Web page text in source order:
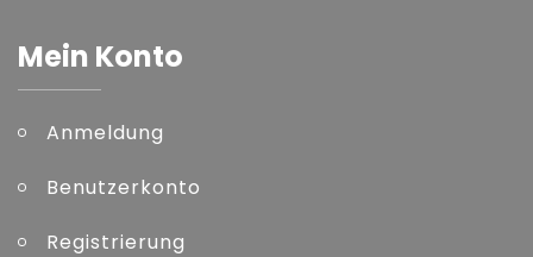
Mein Konto
Anmeldung
Benutzerkonto
Registrierung